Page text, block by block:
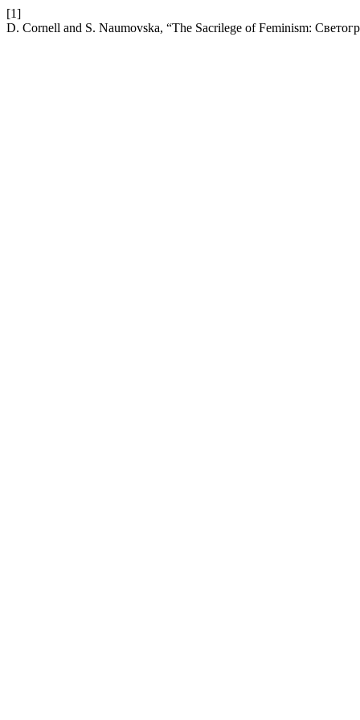
[1]
D. Cornell and S. Naumovska, “The Sacrilege of Feminism: